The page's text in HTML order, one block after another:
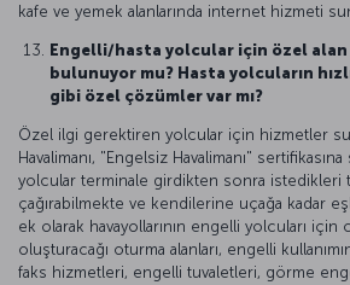
kafe ve yemek alanlarında internet hizmeti
Engelli/hasta yolcular için özel
bulunuyor mu? Hasta yolcuların
gibi özel çözümler var mı?
Özel ilgi gerektiren yolcular için hizmetler
Havalimanı, "Engelsiz Havalimanı"
yolcular terminale girdikten sonra istedikleri
çağırabilmekte ve kendilerine uçağa kadar
ek olarak havayollarının engelli yolcuları
oluşturacağı oturma alanları, engelli
faks hizmetleri, engelli tuvaletleri, görme